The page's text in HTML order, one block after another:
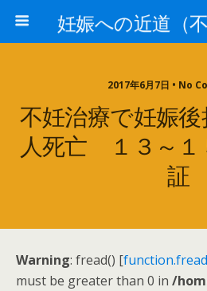
2017年6月7日 • No
不妊治療で妊娠
人死亡 １３～１
証
Warning: fread() [function.fread
must be greater than 0 in /